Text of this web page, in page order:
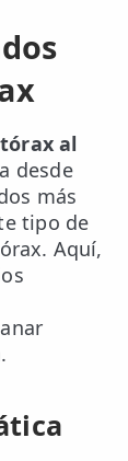
al
desde
más
tipo de
Aquí,